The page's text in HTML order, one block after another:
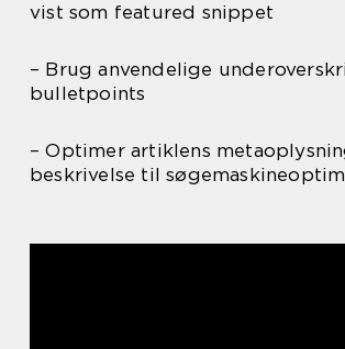
vist som featured snippet
– Brug anvendelige
bulletpoints
– Optimer artiklens
beskrivelse til